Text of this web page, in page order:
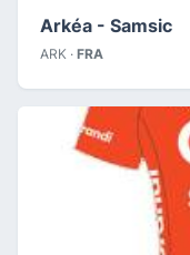
Arkéa - Samsic
ARK · FRA